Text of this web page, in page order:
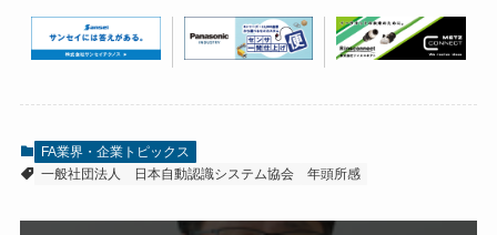
FA業界・企業トピックス
一般社団法人 日本自動認識システム協会
年頭所感